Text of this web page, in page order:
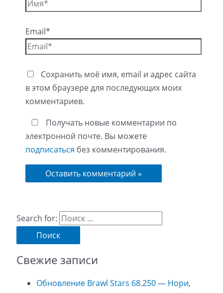
Email*
Сохранить моё имя, email и адрес сайта
в этом браузере для последующих моих
комментариев.
Получать новые комментарии по
электронной почте. Вы можете
подписаться без комментирования.
Search for:
Свежие записи
Обновление Brawl Stars 68.250 — Нори,